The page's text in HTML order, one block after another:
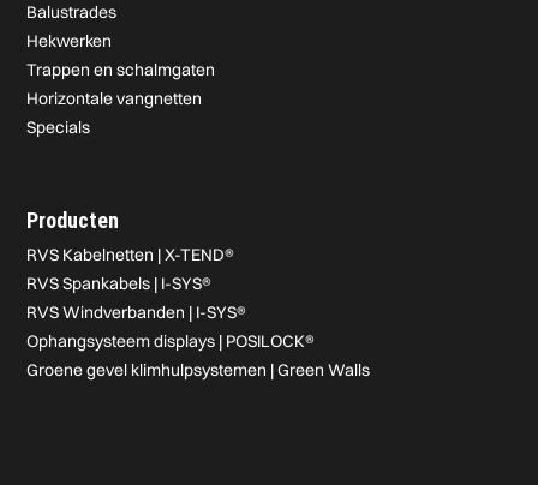
Balustrades
Hekwerken
Trappen en schalmgaten
Horizontale vangnetten
Specials
Producten
RVS Kabelnetten | X-TEND®
RVS Spankabels | I-SYS®
RVS Windverbanden | I-SYS®
Ophangsysteem displays | POSILOCK®
Groene gevel klimhulpsystemen | Green Walls